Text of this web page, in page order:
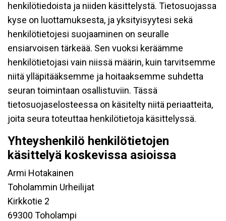
henkilötiedoista ja niiden käsittelystä. Tietosuojassa
kyse on luottamuksesta, ja yksityisyytesi sekä
henkilötietojesi suojaaminen on seuralle
ensiarvoisen tärkeää. Sen vuoksi keräämme
henkilötietojasi vain niissä määrin, kuin tarvitsemme
niitä ylläpitääksemme ja hoitaaksemme suhdetta
seuran toimintaan osallistuviin. Tässä
tietosuojaselosteessa on käsitelty niitä periaatteita,
joita seura toteuttaa henkilötietoja käsittelyssä.
Yhteyshenkilö henkilötietojen
käsittelyä koskevissa asioissa
Armi Hotakainen
Toholammin Urheilijat
Kirkkotie 2
69300 Toholampi